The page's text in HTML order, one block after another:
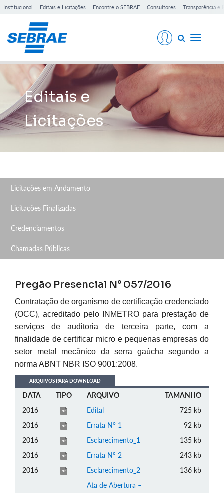
Institucional Editais e Licitações Encontre o SEBRAE Consultores Transparência e
Toggle
Editais e
Licitações
Licitações em Andamento
Licitações Finalizadas
Credenciamentos
Chamadas Públicas
Pregão Presencial N° 057/2016
Contratação de organismo de certificação credenciado
(OCC), acreditado pelo INMETRO para prestação de
serviços de auditoria de terceira parte, com a
finalidade de certificar micro e pequenas empresas do
setor metal mecânico da serra gaúcha segundo a
norma ABNT NBR ISO 9001:2008.
ARQUIVOS PARA DOWNLOAD
DATA TIPO ARQUIVO
TAMANHO
2016
Edital
725 kb
2016
Errata N° 1
92 kb
2016
Esclarecimento_1
135 kb
2016
Errata Nº 2
243 kb
2016
Esclarecimento_2 136 kb
Ata de Abertura –